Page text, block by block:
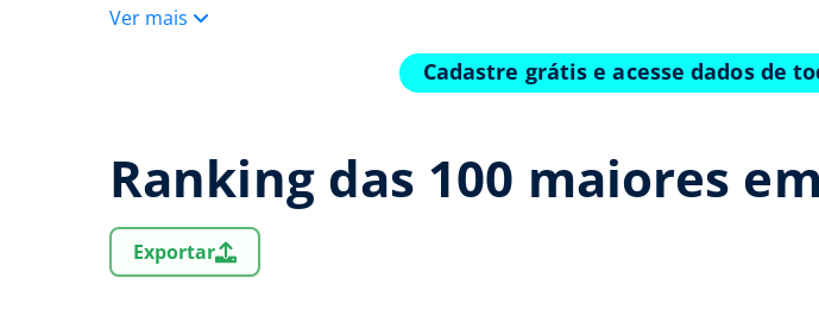
Ver mais
Cadastre grátis e acesse dados de
Ranking das 100 maiores
Exportar